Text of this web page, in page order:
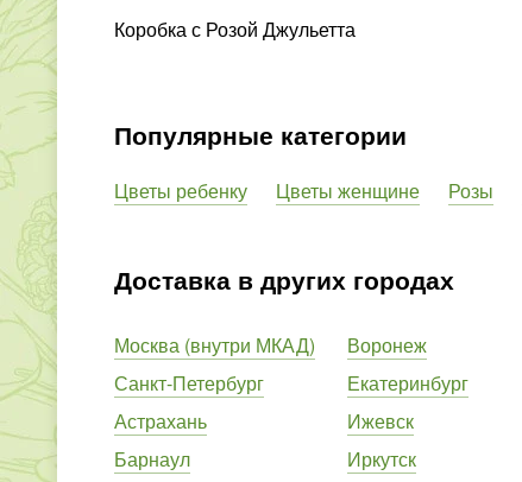
Коробка с Розой Джульетта
Популярные категории
Цветы ребенку Цветы женщине Розы
Доставка в других городах
Москва (внутри МКАД)
Санкт-Петербург
Астрахань
Барнаул
Воронеж
Екатеринбург
Ижевск
Иркутск